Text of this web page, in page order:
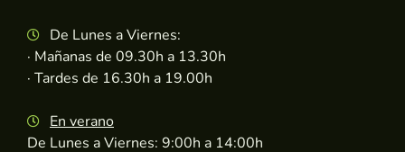
De Lunes a Viernes:
· Mañanas de 09.30h a 13.30h
· Tardes de 16.30h a 19.00h
En verano
De Lunes a Viernes: 9:00h a 14:00h